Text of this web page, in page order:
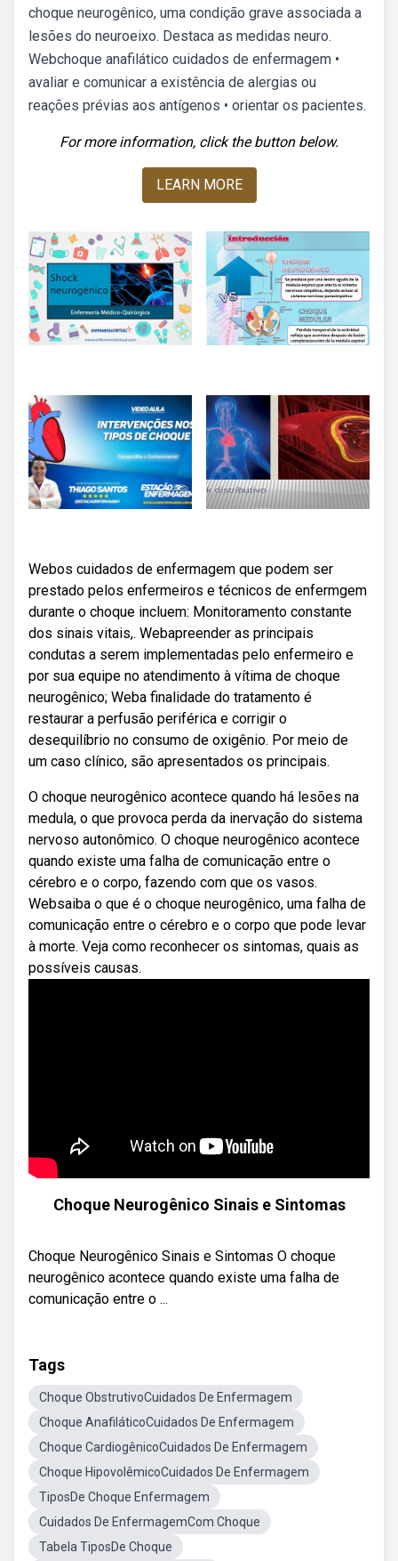
choque neurogênico, uma condição grave associada a
lesões do neuroeixo. Destaca as medidas neuro.
Webchoque anafilático cuidados de enfermagem •
avaliar e comunicar a existência de alergias ou
reações prévias aos antígenos • orientar os pacientes.
For more information, click the button below.
LEARN MORE
Webos cuidados de enfermagem que podem ser
prestado pelos enfermeiros e técnicos de enfermgem
durante o choque incluem: Monitoramento constante
dos sinais vitais,. Webapreender as principais
condutas a serem implementadas pelo enfermeiro e
por sua equipe no atendimento à vítima de choque
neurogênico; Weba finalidade do tratamento é
restaurar a perfusão periférica e corrigir o
desequilíbrio no consumo de oxigênio. Por meio de
um caso clínico, são apresentados os principais.
O choque neurogênico acontece quando há lesões na
medula, o que provoca perda da inervação do sistema
nervoso autonômico. O choque neurogênico acontece
quando existe uma falha de comunicação entre o
cérebro e o corpo, fazendo com que os vasos.
Websaiba o que é o choque neurogênico, uma falha de
comunicação entre o cérebro e o corpo que pode levar
à morte. Veja como reconhecer os sintomas, quais as
possíveis causas.
Choque Neurogênico Sinais e Sintomas
Choque Neurogênico Sinais e Sintomas O choque
neurogênico acontece quando existe uma falha de
comunicação entre o ...
Tags
Choque ObstrutivoCuidados De Enfermagem
Choque AnafiláticoCuidados De Enfermagem
Choque CardiogênicoCuidados De Enfermagem
Choque HipovolêmicoCuidados De Enfermagem
TiposDe Choque Enfermagem
Cuidados De EnfermagemCom Choque
Tabela TiposDe Choque